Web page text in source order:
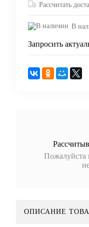
Рассчитать
В
Запросить
Пожалуйста
ОПИСАНИЕ